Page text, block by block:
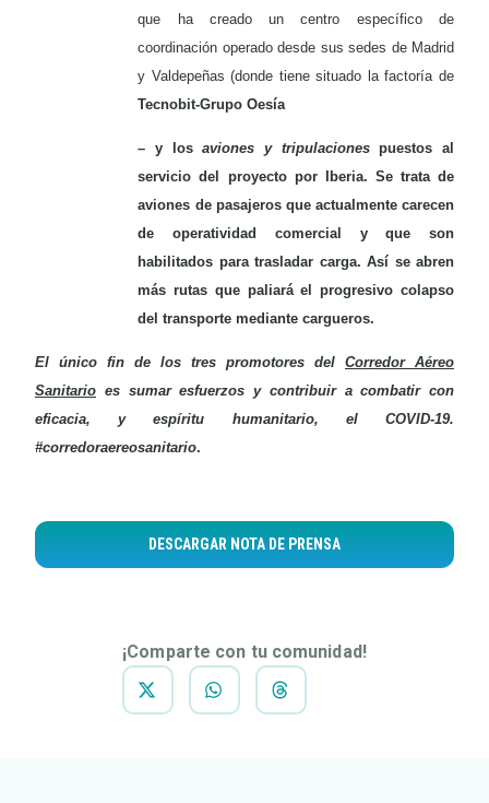
que ha creado un centro específico de
coordinación operado desde sus sedes de Madrid
y Valdepeñas (donde tiene situado la factoría de
Tecnobit-Grupo Oesía
– y losaviones y tripulacionespuestos al
servicio del proyecto por Iberia. Se trata de
aviones de pasajeros que actualmente carecen
de operatividad comercial y que son
habilitados para trasladar carga. Así se abren
más rutas que paliará el progresivo colapso
del transporte mediante cargueros.
El único fin de los tres promotores del Corredor Aéreo
Sanitario es sumar esfuerzos y contribuir a combatir con
eficacia, y espíritu humanitario, el COVID-19.
#corredoraereosanitario.
DESCARGAR NOTA DE PRENSA
¡Comparte con tu comunidad!